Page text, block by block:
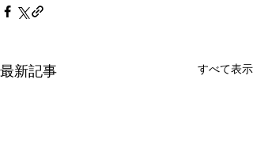
最新記事 すべて表示